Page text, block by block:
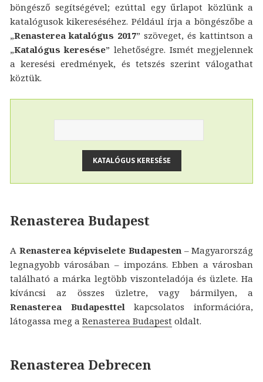
böngésző segítségével; ezúttal egy űrlapot közlünk a
katalógusok kikereséséhez. Például írja a böngészőbe a
„Renasterea katalógus 2017” szöveget, és kattintson a
„Katalógus keresése” lehetőségre. Ismét megjelennek
a keresési eredmények, és tetszés szerint válogathat
köztük.
Renasterea Budapest
A Renasterea képviselete Budapesten– Magyarország
legnagyobb városában – impozáns. Ebben a városban
található a márka legtöbb viszonteladója és üzlete. Ha
kíváncsi az összes üzletre, vagy bármilyen, a
Renasterea Budapesttel kapcsolatos információra,
látogassa meg a Renasterea Budapest oldalt.
Renasterea Debrecen